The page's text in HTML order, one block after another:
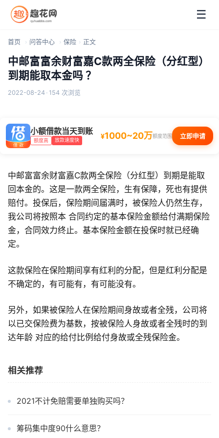
☰
首页 问答中心 保险 正文
中邮富富余财富嘉C款两全保险（分红型）
到期能取本金吗 ？
2022-08-24 · 154 次浏览
小额借款当天到账
额度高 放款速度快 ¥1000~20万额度范围 立即申请
中邮富富余财富嘉C款两全保险（分红型）到期是能取
回本金的。这是一款两全保险，生有保障，死也有提供
赔付。投保后，保险期间届满时，被保险人仍然生存，
我公司将按照本 合同约定的基本保险金额给付满期保险
金，合同效力终止。基本保险金额在投保时就已经确
定。
这款保险在保险期间享有红利的分配，但是红利分配是
不确定的，有可能有，有可能没有。
另外，如果被保险人在保险期间身故或者全残，公司将
以已交保险费为基数，按被保险人身故或者全残时的到
达年龄 对应的给付比例给付身故或全残保险金。
相关推荐
2021不计免赔需要单独购买吗？
筹码集中度90什么意思？